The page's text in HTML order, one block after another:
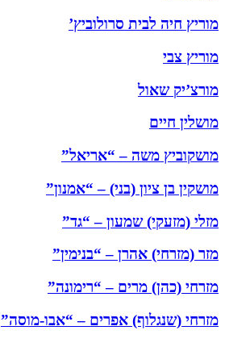
מוריץ חיה לבית סרולוביץ’
מוריץ צבי
מורצ’יק שאול
מושלין חיים
מושקוביץ משה – “אריאל”
מושקין בן ציון (בני) – “אמנון”
מזלי (מזעקי) שמעון – “גד”
מזר (מזרחי) אהרן – “בנימין”
מזרחי (כהן) מרים – “רימונה”
מזרחי (שנגלוף) אפרים – “אבו-מוסה”